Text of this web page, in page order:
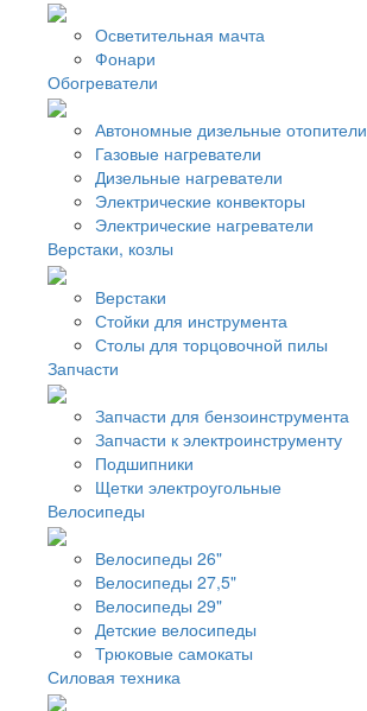
Осветительная мачта
Фонари
Обогреватели
Автономные дизельные отопители
Газовые нагреватели
Дизельные нагреватели
Электрические конвекторы
Электрические нагреватели
Верстаки, козлы
Верстаки
Стойки для инструмента
Столы для торцовочной пилы
Запчасти
Запчасти для бензоинструмента
Запчасти к электроинструменту
Подшипники
Щетки электроугольные
Велосипеды
Велосипеды 26"
Велосипеды 27,5"
Велосипеды 29"
Детские велосипеды
Трюковые самокаты
Силовая техника